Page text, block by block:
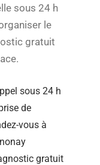
sous 24 h
le
gratuit
sous 24 h
de
vous à
gratuit